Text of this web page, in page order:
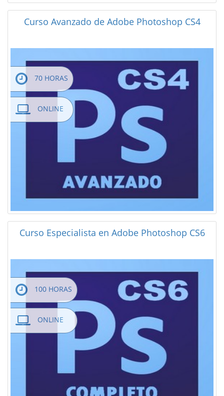
Curso Avanzado de Adobe Photoshop CS4
70 HORAS
ONLINE
Curso Especialista en Adobe Photoshop CS6
100 HORAS
ONLINE